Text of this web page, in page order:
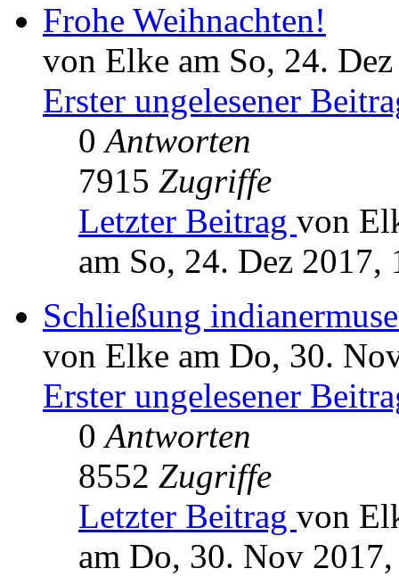
Frohe Weihnachten!
von Elke am So, 24.
Erster ungelesener
0Antworten
7915 Zugriffe
Letzter Beitrag von
am So, 24. Dez 2017,
Schließung
von Elke am Do, 30.
Erster ungelesener
0Antworten
8552 Zugriffe
Letzter Beitrag von
am Do, 30. Nov